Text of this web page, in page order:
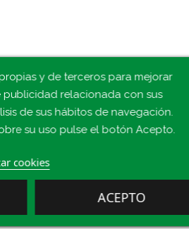
y de terceros para mejorar
publicidad relacionada con sus
de sus hábitos de navegación.
su uso pulse el botón Acepto.
cookies
ACEPTO